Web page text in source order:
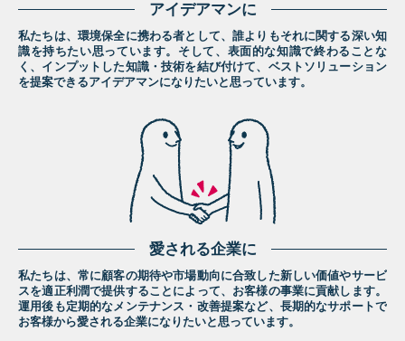
アイデアマンに
私たちは、環境保全に携わる者として、誰よりもそれに関する深い知
識を持ちたい思っています。そして、表面的な知識で終わることな
く、インプットした知識・技術を結び付けて、ベストソリューション
を提案できるアイデアマンになりたいと思っています。
愛される企業に
私たちは、常に顧客の期待や市場動向に合致した新しい価値やサービ
スを適正利潤で提供することによって、お客様の事業に貢献します。
運用後も定期的なメンテナンス・改善提案など、長期的なサポートで
お客様から愛される企業になりたいと思っています。